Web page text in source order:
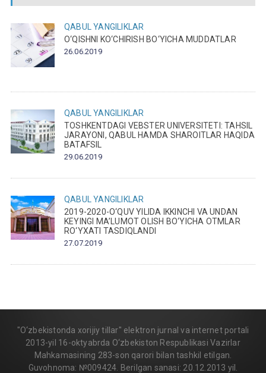
QABUL
YANGILIKLAR
O‘QISHNI KO‘CHIRISH BO‘YICHA MUDDATLAR
26.06.2019
QABUL
YANGILIKLAR
TOSHKENTDAGI VEBSTER UNIVERSITETI: TAHSIL
JARAYONI, QABUL HAMDA SHAROITLAR HAQIDA
BATAFSIL
29.06.2019
QABUL
YANGILIKLAR
2019-2020-O‘QUV YILIDA IKKINCHI VA UNDAN
KEYINGI MA’LUMOT OLISH BO‘YICHA OTMLAR
RO‘YXATI TASDIQLANDI
27.07.2019
"O‘zbekistonda xorijiy tillar" elektron jurnal va internet portali
2013-yil 16-oktyabrda O‘zbekiston Respublikasi Vazirlar
Mahkamasining 283-son qarori bilan tashkil etilgan.
Guvohnoma: №009424. Berilgan sanasi: 20.12.2013 yil.